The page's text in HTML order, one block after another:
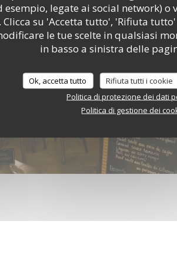
legate ai social network)
su 'Accetta tutto', 'Rifiuta
le tue scelte in qualsiasi
in basso a sinistra delle
Ok, accetta tutto Rifiuta tutti i cookie
Politica di protezione dei dati
Politica di gestione dei